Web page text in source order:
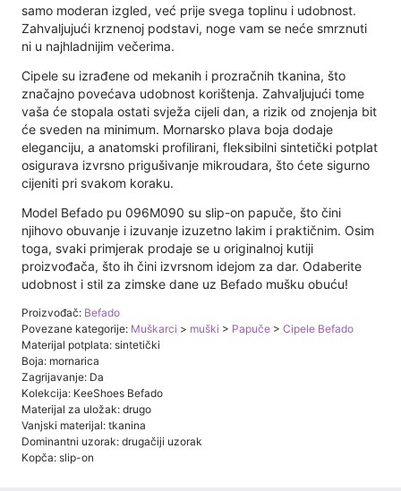
samo moderan izgled, već prije svega toplinu i udobnost.
Zahvaljujući krznenoj podstavi, noge vam se neće smrznuti
ni u najhladnijim večerima.
Cipele su izrađene od mekanih i prozračnih tkanina, što
značajno povećava udobnost korištenja. Zahvaljujući tome
vaša će stopala ostati svježa cijeli dan, a rizik od znojenja bit
će sveden na minimum. Mornarsko plava boja dodaje
eleganciju, a anatomski profilirani, fleksibilni sintetički potplat
osigurava izvrsno prigušivanje mikroudara, što ćete sigurno
cijeniti pri svakom koraku.
Model Befado pu 096M090 su slip-on papuče, što čini
njihovo obuvanje i izuvanje izuzetno lakim i praktičnim. Osim
toga, svaki primjerak prodaje se u originalnoj kutiji
proizvođača, što ih čini izvrsnom idejom za dar. Odaberite
udobnost i stil za zimske dane uz Befado mušku obuću!
Proizvođač: Befado
Povezane kategorije: Muškarci > muški > Papuče > Cipele Befado
Materijal potplata: sintetički
Boja: mornarica
Zagrijavanje: Da
Kolekcija: KeeShoes Befado
Materijal za uložak: drugo
Vanjski materijal: tkanina
Dominantni uzorak: drugačiji uzorak
Kopča: slip-on